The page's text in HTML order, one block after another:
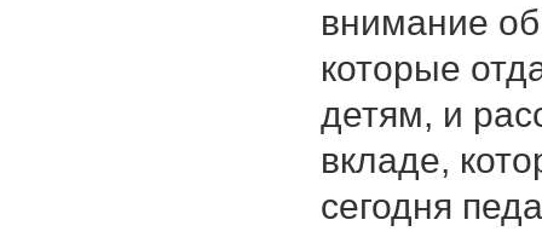
внимание
которые
детям, и
вкладе,
сегодня